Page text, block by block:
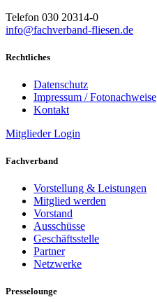
Telefon 030 20314-0
info@fachverband-fliesen.de
Rechtliches
Datenschutz
Impressum / Fotonachweise
Kontakt
Mitglieder Login
Fachverband
Vorstellung & Leistungen
Mitglied werden
Vorstand
Ausschüsse
Geschäftsstelle
Partner
Netzwerke
Presselounge